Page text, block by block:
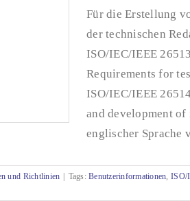
Für die Erstellung
der technischen
ISO/IEC/IEEE
Requirements for
ISO/IEC/IEEE
and development
englischer Sprache
und Richtlinien Tags:Benutzerinformationen, ISO/